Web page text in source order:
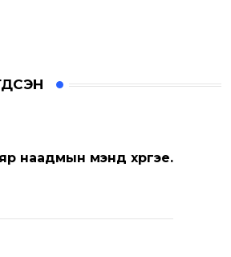
наадмын мэнд хүргэе.